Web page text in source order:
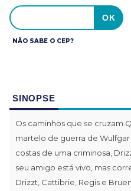
NÃO SABE O CEP?
SINOPSE
Os caminhos que se
martelo de guerra de
costas de uma criminosa,
seu amigo está vivo, mas
Drizzt, Cattibrie, Regis e